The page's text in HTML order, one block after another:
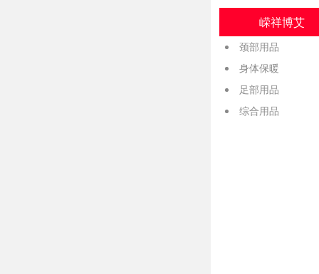
嵘祥博艾
颈部用品
身体保暖
足部用品
综合用品